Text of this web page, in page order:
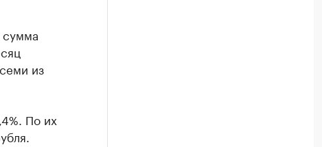
сумма
из
По их